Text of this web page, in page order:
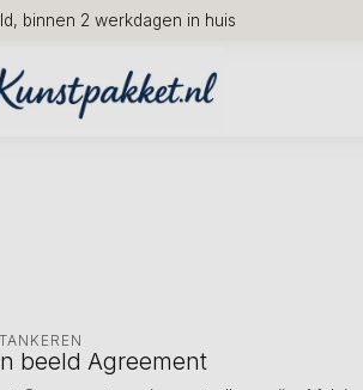
binnen 2 werkdagen in huis
beeld Agreement